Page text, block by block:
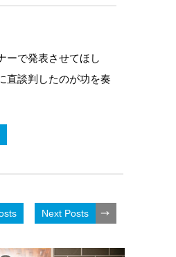
ーで発表させてほし
直談判したのが功を奏
Next Posts